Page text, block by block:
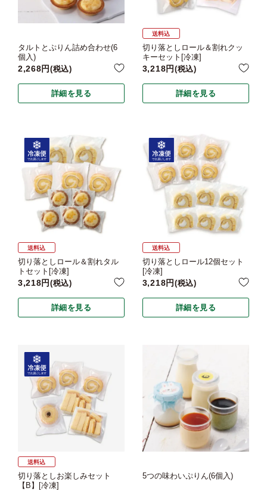
タルトとぷりん詰め合わせ(6
個入)
2,268 税込
詳細を見る
送料込
切り落としロール＆割れクッ
キーセット[冷凍]
3,218 税込
詳細を見る
送料込
切り落としロール＆割れタル
トセット[冷凍]
3,218 税込
詳細を見る
送料込
切り落としロール12個セット
[冷凍]
3,218 税込
詳細を見る
送料込
切り落としお楽しみセット
【B】[冷凍]
5つの味わいぷりん(6個入)